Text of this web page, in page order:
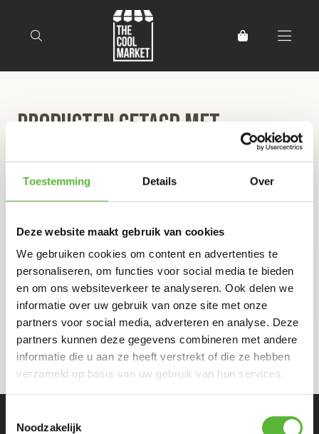
Toestemming Details Over
Deze website maakt gebruik van cookies
We gebruiken cookies om content en advertenties te
personaliseren, om functies voor social media te bieden
en om ons websiteverkeer te analyseren. Ook delen we
informatie over uw gebruik van onze site met onze
partners voor social media, adverteren en analyse. Deze
partners kunnen deze gegevens combineren met andere
informatie die u aan ze heeft verstrekt of die ze hebben
verzameld op basis van uw gebruik van hun services.
Noodzakelijk
Producten getagd met
THE COOL MARKET CADEAUBON
30,00